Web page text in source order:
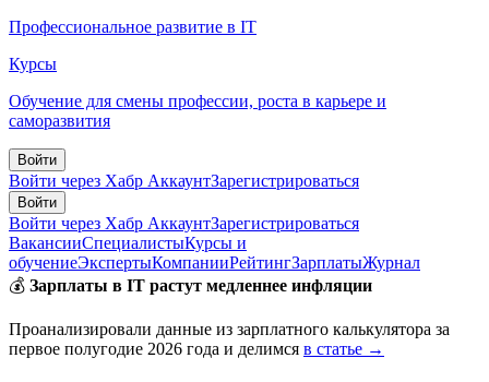
Профессиональное развитие в IT
Курсы
Обучение для смены профессии, роста в карьере и
саморазвития
Войти
Войти через Хабр АккаунтЗарегистрироваться
Войти
Войти через Хабр АккаунтЗарегистрироваться
ВакансииСпециалистыКурсы и
обучениеЭкспертыКомпанииРейтингЗарплатыЖурнал
💰 Зарплаты в IT растут медленнее инфляции
Проанализировали данные из зарплатного калькулятора за
первое полугодие 2026 года и делимся в статье →